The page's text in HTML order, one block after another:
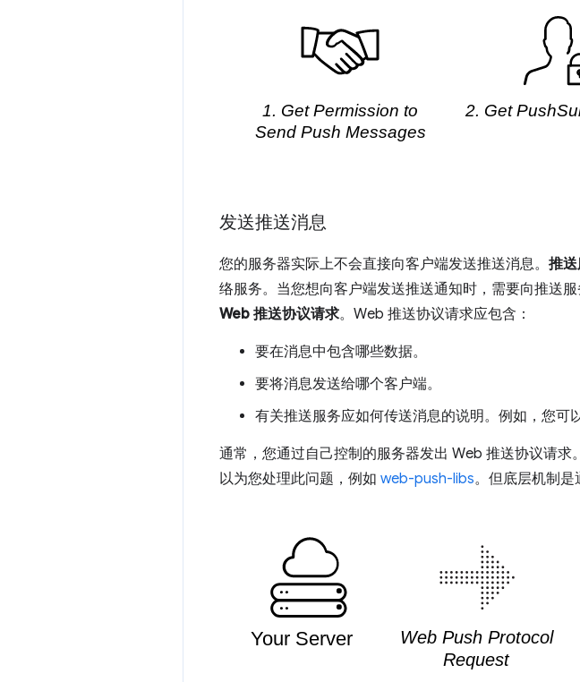
发送推送消息
您的服务器实际上不会直接向客户端发送推送消息。 推
络服务。当您想向客户端发送推送通知时，需要向推送
Web 推送协议请求。Web 推送协议请求应包含：
要在消息中包含哪些数据。
要将消息发送给哪个客户端。
有关推送服务应如何传送消息的说明。例如，您可
通常，您通过自己控制的服务器发出 Web 推送协议请
以为您处理此问题，例如 web-push-libs。但底层机制是